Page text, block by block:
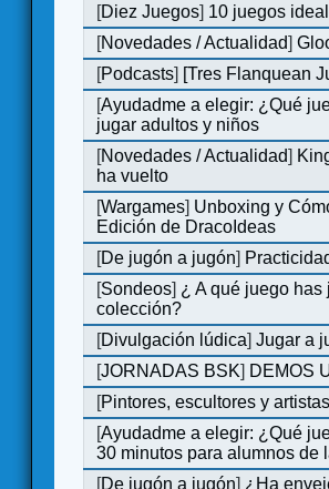
[Diez Juegos] 10 juegos
[Novedades / Actualidad]
[Podcasts] [Tres Flanquean
[Ayudadme a elegir: ¿Qué
jugar adultos y niños
[Novedades / Actualidad]
ha vuelto
[Wargames] Unboxing y
Edición de DracoIdeas
[De jugón a jugón]
[Sondeos] ¿ A qué juego
colección?
[Divulgación lúdica]Jugar a
[JORNADAS BSK] DEMOS
[Pintores, escultores y
[Ayudadme a elegir: ¿Qué
30 minutos para alumnos de
[De jugón a jugón] ¿Ha